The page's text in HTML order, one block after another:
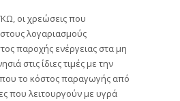
οι χρεώσεις που
λογαριασμούς
παροχής ενέργειας στα μη
στις ίδιες τιμές με την
το κόστος παραγωγής από
που λειτουργούν με υγρά